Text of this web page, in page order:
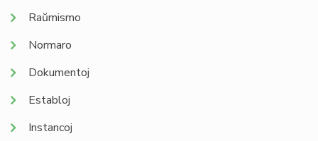
Raŭmismo
Normaro
Dokumentoj
Establoj
Instancoj